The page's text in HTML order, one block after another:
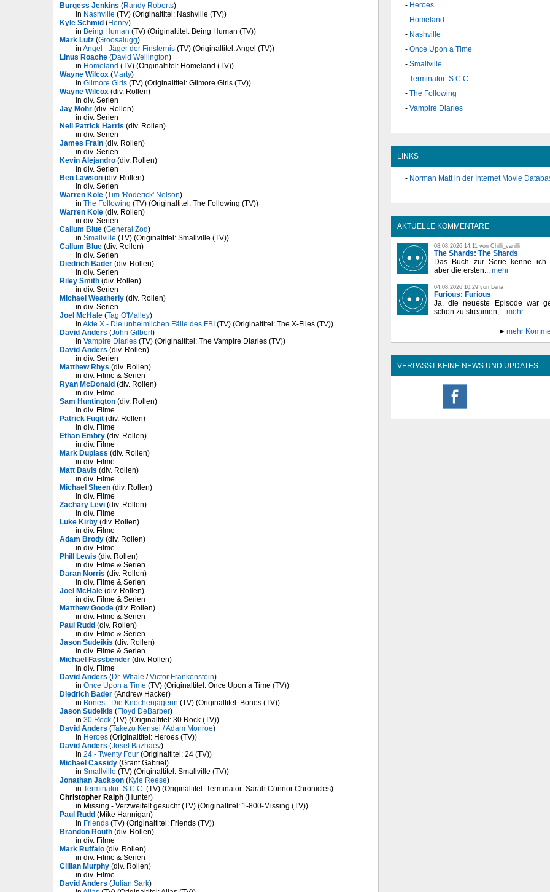
Burgess Jenkins (Randy Roberts)
in Nashville (TV) (Originaltitel: Nashville (TV))
Kyle Schmid (Henry)
in Being Human (TV) (Originaltitel: Being Human (TV))
Mark Lutz (Groosalugg)
in Angel - Jäger der Finsternis (TV) (Originaltitel: Angel (TV))
Linus Roache (David Wellington)
in Homeland (TV) (Originaltitel: Homeland (TV))
Wayne Wilcox (Marty)
in Gilmore Girls (TV) (Originaltitel: Gilmore Girls (TV))
Wayne Wilcox (div. Rollen)
in div. Serien
Jay Mohr (div. Rollen)
in div. Serien
Neil Patrick Harris (div. Rollen)
in div. Serien
James Frain (div. Rollen)
in div. Serien
Kevin Alejandro (div. Rollen)
in div. Serien
Ben Lawson (div. Rollen)
in div. Serien
Warren Kole (Tim 'Roderick' Nelson)
in The Following (TV) (Originaltitel: The Following (TV))
Warren Kole (div. Rollen)
in div. Serien
Callum Blue (General Zod)
in Smallville (TV) (Originaltitel: Smallville (TV))
Callum Blue (div. Rollen)
in div. Serien
Diedrich Bader (div. Rollen)
in div. Serien
Riley Smith (div. Rollen)
in div. Serien
Michael Weatherly (div. Rollen)
in div. Serien
Joel McHale (Tag O'Malley)
in Akte X - Die unheimlichen Fälle des FBI (TV) (Originaltitel: The X-Files (TV))
David Anders (John Gilbert)
in Vampire Diaries (TV) (Originaltitel: The Vampire Diaries (TV))
David Anders (div. Rollen)
in div. Serien
Matthew Rhys (div. Rollen)
in div. Filme & Serien
Ryan McDonald (div. Rollen)
in div. Filme
Sam Huntington (div. Rollen)
in div. Filme
Patrick Fugit (div. Rollen)
in div. Filme
Ethan Embry (div. Rollen)
in div. Filme
Mark Duplass (div. Rollen)
in div. Filme
Matt Davis (div. Rollen)
in div. Filme
Michael Sheen (div. Rollen)
in div. Filme
Zachary Levi (div. Rollen)
in div. Filme
Luke Kirby (div. Rollen)
in div. Filme
Adam Brody (div. Rollen)
in div. Filme
Phill Lewis (div. Rollen)
in div. Filme & Serien
Daran Norris (div. Rollen)
in div. Filme & Serien
Joel McHale (div. Rollen)
in div. Filme & Serien
Matthew Goode (div. Rollen)
in div. Filme & Serien
Paul Rudd (div. Rollen)
in div. Filme & Serien
Jason Sudeikis (div. Rollen)
in div. Filme & Serien
Michael Fassbender (div. Rollen)
in div. Filme
David Anders (Dr. Whale /Victor Frankenstein)
in Once Upon a Time (TV) (Originaltitel: Once Upon a Time (TV))
Diedrich Bader (Andrew Hacker)
in Bones - Die Knochenjägerin (TV) (Originaltitel: Bones (TV))
Jason Sudeikis (Floyd DeBarber)
in 30 Rock (TV) (Originaltitel: 30 Rock (TV))
David Anders (Takezo Kensei / Adam Monroe)
in Heroes (Originaltitel: Heroes (TV))
David Anders (Josef Bazhaev)
in 24 - Twenty Four (Originaltitel: 24 (TV))
Michael Cassidy (Grant Gabriel)
in Smallville (TV) (Originaltitel: Smallville (TV))
Jonathan Jackson (Kyle Reese)
in Terminator: S.C.C. (TV) (Originaltitel: Terminator: Sarah Connor Chronicles)
Christopher Ralph (Hunter)
in Missing - Verzweifelt gesucht (TV) (Originaltitel: 1-800-Missing (TV))
Paul Rudd (Mike Hannigan)
in Friends (TV) (Originaltitel: Friends (TV))
Brandon Routh (div. Rollen)
in div. Filme
Mark Ruffalo (div. Rollen)
in div. Filme & Serien
Cillian Murphy (div. Rollen)
in div. Filme
David Anders (Julian Sark)
Heroes
Homeland
Nashville
Once Upon a Time
Smallville
Terminator: S.C.C.
The Following
Vampire Diaries
LINKS
Norman Matt in der Internet Movie
AKTUELLE KOMMENTARE
08.08.2026 14:11 von Chilli_vanilli
The Shards: The Shards
Das Buch zur Serie kenne ich
aber die ersten... mehr
04.08.2026 10:29 von Lena
Furious: Furious
Ja, die neueste Episode war
schon zu streamen,... mehr
mehr
VERPASST KEINE NEWS UND UPDATES